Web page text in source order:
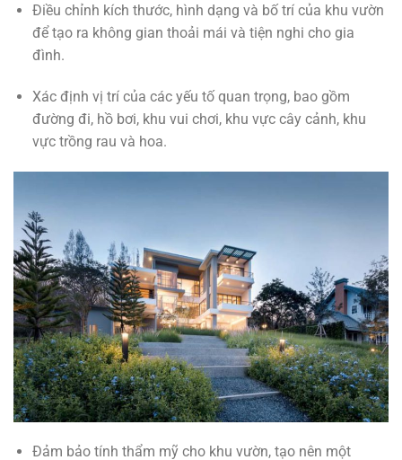
Điều chỉnh kích thước, hình dạng và bố trí của khu vườn
để tạo ra không gian thoải mái và tiện nghi cho gia
đình.
Xác định vị trí của các yếu tố quan trọng, bao gồm
đường đi, hồ bơi, khu vui chơi, khu vực cây cảnh, khu
vực trồng rau và hoa.
Đảm bảo tính thẩm mỹ cho khu vườn, tạo nên một